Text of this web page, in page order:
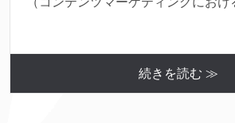
続きを読む ≫